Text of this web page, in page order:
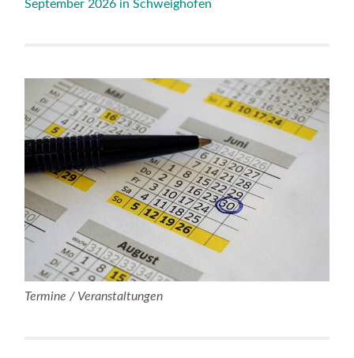
September 2026 in Schweighofen
Termine / Veranstaltungen